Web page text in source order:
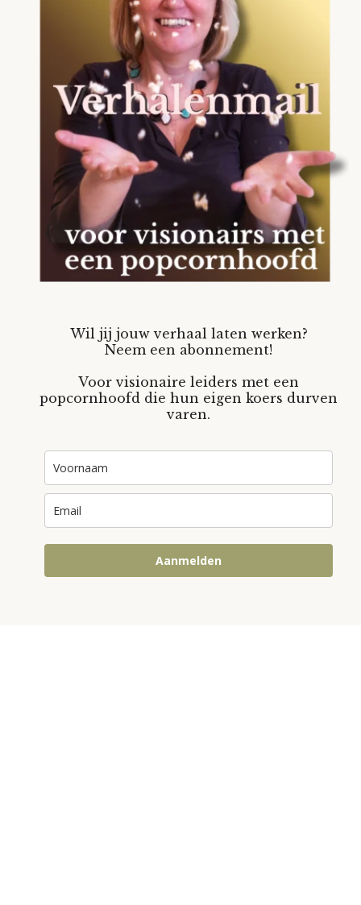
Wil jij jouw verhaal laten werken?
Neem een abonnement!
Voor visionaire leiders met een
popcornhoofd die hun eigen koers durven
varen.
Aanmelden